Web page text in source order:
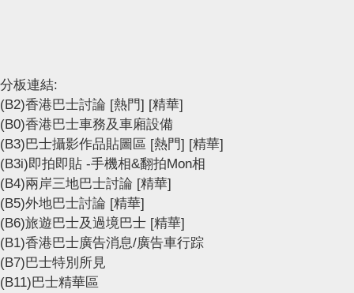
分板連結:
(B2)香港巴士討論 [熱門] [精華]
(B0)香港巴士車務及車廂設備
(B3)巴士攝影作品貼圖區 [熱門] [精華]
(B3i)即拍即貼 -手機相&翻拍Mon相
(B4)兩岸三地巴士討論 [精華]
(B5)外地巴士討論 [精華]
(B6)旅遊巴士及過境巴士 [精華]
(B1)香港巴士廣告消息/廣告車行踪
(B7)巴士特別所見
(B11)巴士精華區